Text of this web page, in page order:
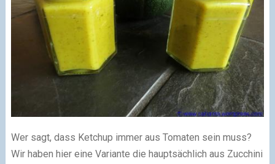
Wer sagt, dass Ketchup immer aus Tomaten sein muss?
Wir haben hier eine Variante die hauptsächlich aus Zucchini